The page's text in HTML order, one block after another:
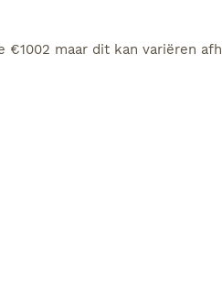
maar dit kan variëren